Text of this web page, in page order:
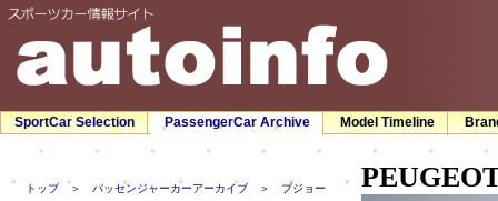
SportCar Selection PassengerCar Archive Model Timeline
トップ＞ パッセンジャーカーアーカイブ ＞ プジョー